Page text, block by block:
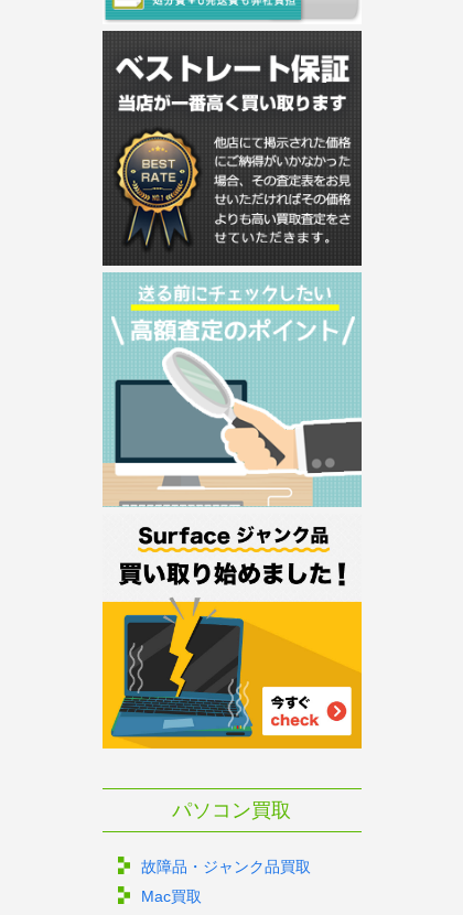
パソコン買取
故障品・ジャンク品買取
Mac買取